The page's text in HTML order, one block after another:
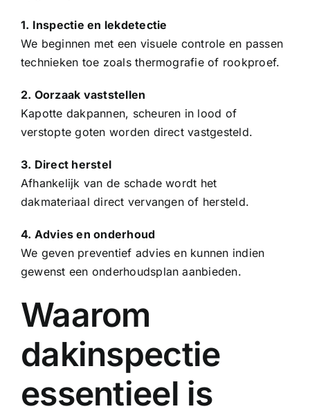
1. Inspectie en lekdetectie
We beginnen met een visuele controle en passen
technieken toe zoals thermografie of rookproef.
2. Oorzaak vaststellen
Kapotte dakpannen, scheuren in lood of
verstopte goten worden direct vastgesteld.
3. Direct herstel
Afhankelijk van de schade wordt het
dakmateriaal direct vervangen of hersteld.
4. Advies en onderhoud
We geven preventief advies en kunnen indien
gewenst een onderhoudsplan aanbieden.
Waarom
dakinspectie
essentieel is